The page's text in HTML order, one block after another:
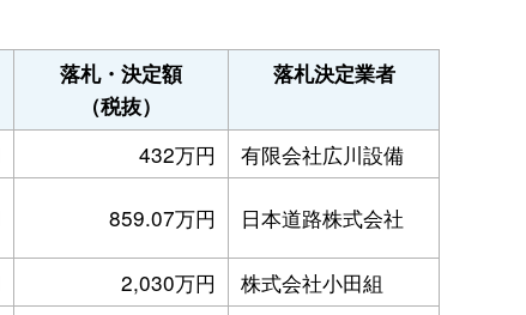
落札・決定額
（税抜）
落札決定業者
432万円 有限会社広川設備
859.07万円 日本道路株式会社
2,030万円
株式会社小田組